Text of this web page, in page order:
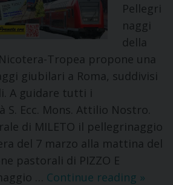
Pellegri
naggi
della
Tropea propone una
giubilari a Roma, suddivisi
A guidare tutti i
Ecc. Mons. Attilio Nostro.
di MILETO il pellegrinaggio
del 7 marzo alla mattina del
pastorali di PIZZO E
… Continue reading »